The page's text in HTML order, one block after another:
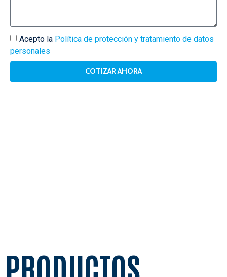
Acepto la Política de protección y tratamiento de datos
personales
COTIZAR AHORA
PRODUCTOS